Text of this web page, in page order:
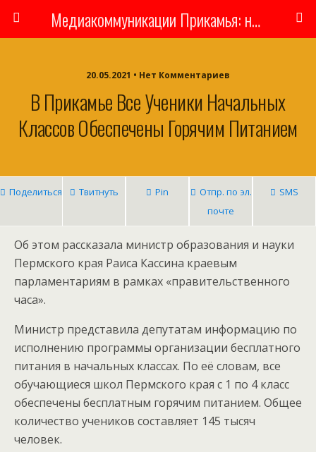
Медиакоммуникации Прикамья: новости, люди, власть
20.05.2021 • Нет Комментариев
В Прикамье Все Ученики Начальных
Классов Обеспечены Горячим Питанием
Поделиться Твитнуть Pin
Отпр. по эл.
почте
SMS
Об этом рассказала министр образования и науки
Пермского края Раиса Кассина краевым
парламентариям в рамках «правительственного
часа».
Министр представила депутатам информацию по
исполнению программы организации бесплатного
питания в начальных классах. По её словам, все
обучающиеся школ Пермского края с 1 по 4 класс
обеспечены бесплатным горячим питанием. Общее
количество учеников составляет 145 тысяч
человек.